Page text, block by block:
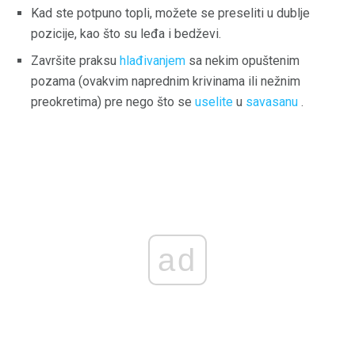
Kad ste potpuno topli, možete se preseliti u dublje
pozicije, kao što su leđa i bedževi.
Završite praksu hlađivanjem sa nekim opuštenim
pozama (ovakvim naprednim krivinama ili nežnim
preokretima) pre nego što se uselite u savasanu .
ad